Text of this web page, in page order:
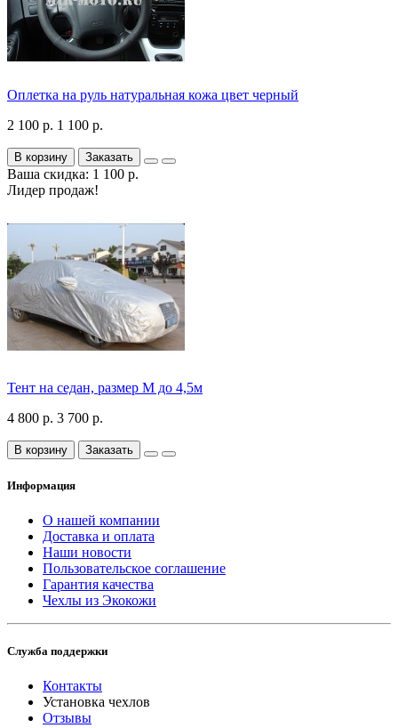
Оплетка на руль натуральная кожа цвет черный
2 100 р. 1 100 р.
В корзину Заказать
Ваша скидка: 1 100 р.
Лидер продаж!
Тент на седан, размер М до 4,5м
4 800 р. 3 700 р.
В корзину Заказать
Информация
О нашей компании
Доставка и оплата
Наши новости
Пользовательское соглашение
Гарантия качества
Чехлы из Экокожи
Служба поддержки
Контакты
Установка чехлов
Отзывы